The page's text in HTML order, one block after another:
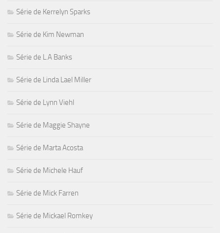
Série de Kerrelyn Sparks
Série de Kim Newman
Série de L.A Banks
Série de Linda Lael Miller
Série de Lynn Viehl
Série de Maggie Shayne
Série de Marta Acosta
Série de Michele Hauf
Série de Mick Farren
Série de Mickael Romkey